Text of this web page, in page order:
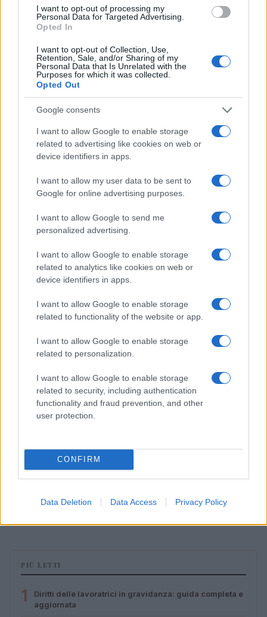
I want to opt-out of processing my
Personal Data for Targeted Advertising.
Opted In
I want to opt-out of Collection, Use,
Retention, Sale, and/or Sharing of my
Personal Data that Is Unrelated with the
Purposes for which it was collected.
Opted Out
Google consents
I want to allow Google to enable storage
related to advertising like cookies on web or
device identifiers in apps.
I want to allow my user data to be sent to
Google for online advertising purposes.
I want to allow Google to send me
personalized advertising.
I want to allow Google to enable storage
related to analytics like cookies on web or
device identifiers in apps.
I want to allow Google to enable storage
related to functionality of the website or app.
I want to allow Google to enable storage
related to personalization.
I want to allow Google to enable storage
related to security, including authentication
functionality and fraud prevention, and other
user protection.
CONFIRM
Data Deletion Data Access Privacy Policy
ICA Milano presenta mostre, concerti e letture per
l’autunno 2026
Matteo Pellegrino · 6 Ago 2026
NEWS E ATTUALITÀ
Codacons denuncia: i problemi che affliggono la Sicilia
tra carburanti, spiagge e incendi
incontrano in Calabria
PIÙ LETTI
1
Diritti delle lavoratrici in gravidanza: guida completa e
aggiornata